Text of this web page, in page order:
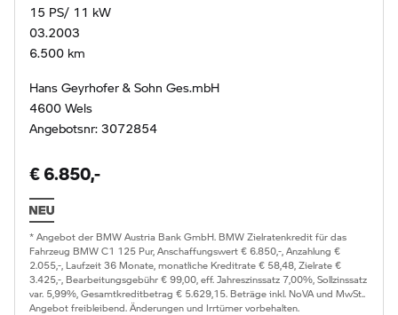
15 PS/ 11 kW
03.2003
6.500 km
Hans Geyrhofer & Sohn Ges.mbH
4600 Wels
Angebotsnr: 3072854
€ 6.850,-
* Angebot der BMW Austria Bank GmbH. BMW Zielratenkredit für das
Fahrzeug BMW C1 125 Pur, Anschaffungswert € 6.850,-, Anzahlung €
2.055,-, Laufzeit 36 Monate, monatliche Kreditrate € 58,48, Zielrate €
3.425,-, Bearbeitungsgebühr € 99,00, eff. Jahreszinssatz 7,00%, Sollzinssatz
var. 5,99%, Gesamtkreditbetrag € 5.629,15. Beträge inkl. NoVA und MwSt..
Angebot freibleibend. Änderungen und Irrtümer vorbehalten.